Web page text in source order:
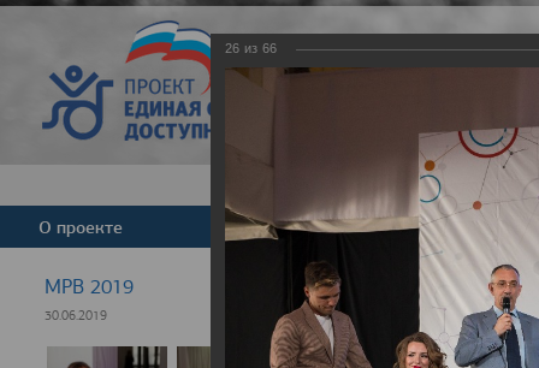
Версия для
О проекте Команда Новости
МРВ 2019
30.06.2019
26 из 66